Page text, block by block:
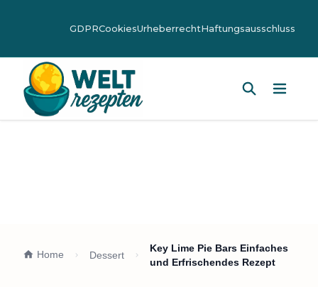
GDPRCookiesUrheberrechtHaftungsausschluss
Home Dessert
Key Lime Pie Bars Einfaches
und Erfrischendes Rezept